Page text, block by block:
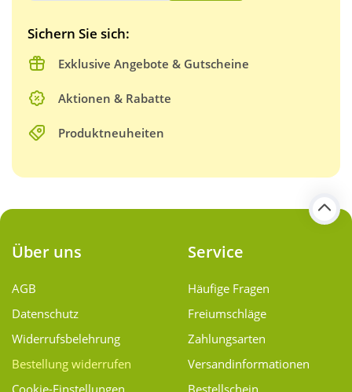
Sichern Sie sich:
Exklusive Angebote & Gutscheine
Aktionen & Rabatte
Produktneuheiten
Über uns
AGB
Datenschutz
Widerrufsbelehrung
Bestellung widerrufen
Cookie-Einstellungen
Service
Häufige Fragen
Freiumschläge
Zahlungsarten
Versand­informationen
Bestellschein